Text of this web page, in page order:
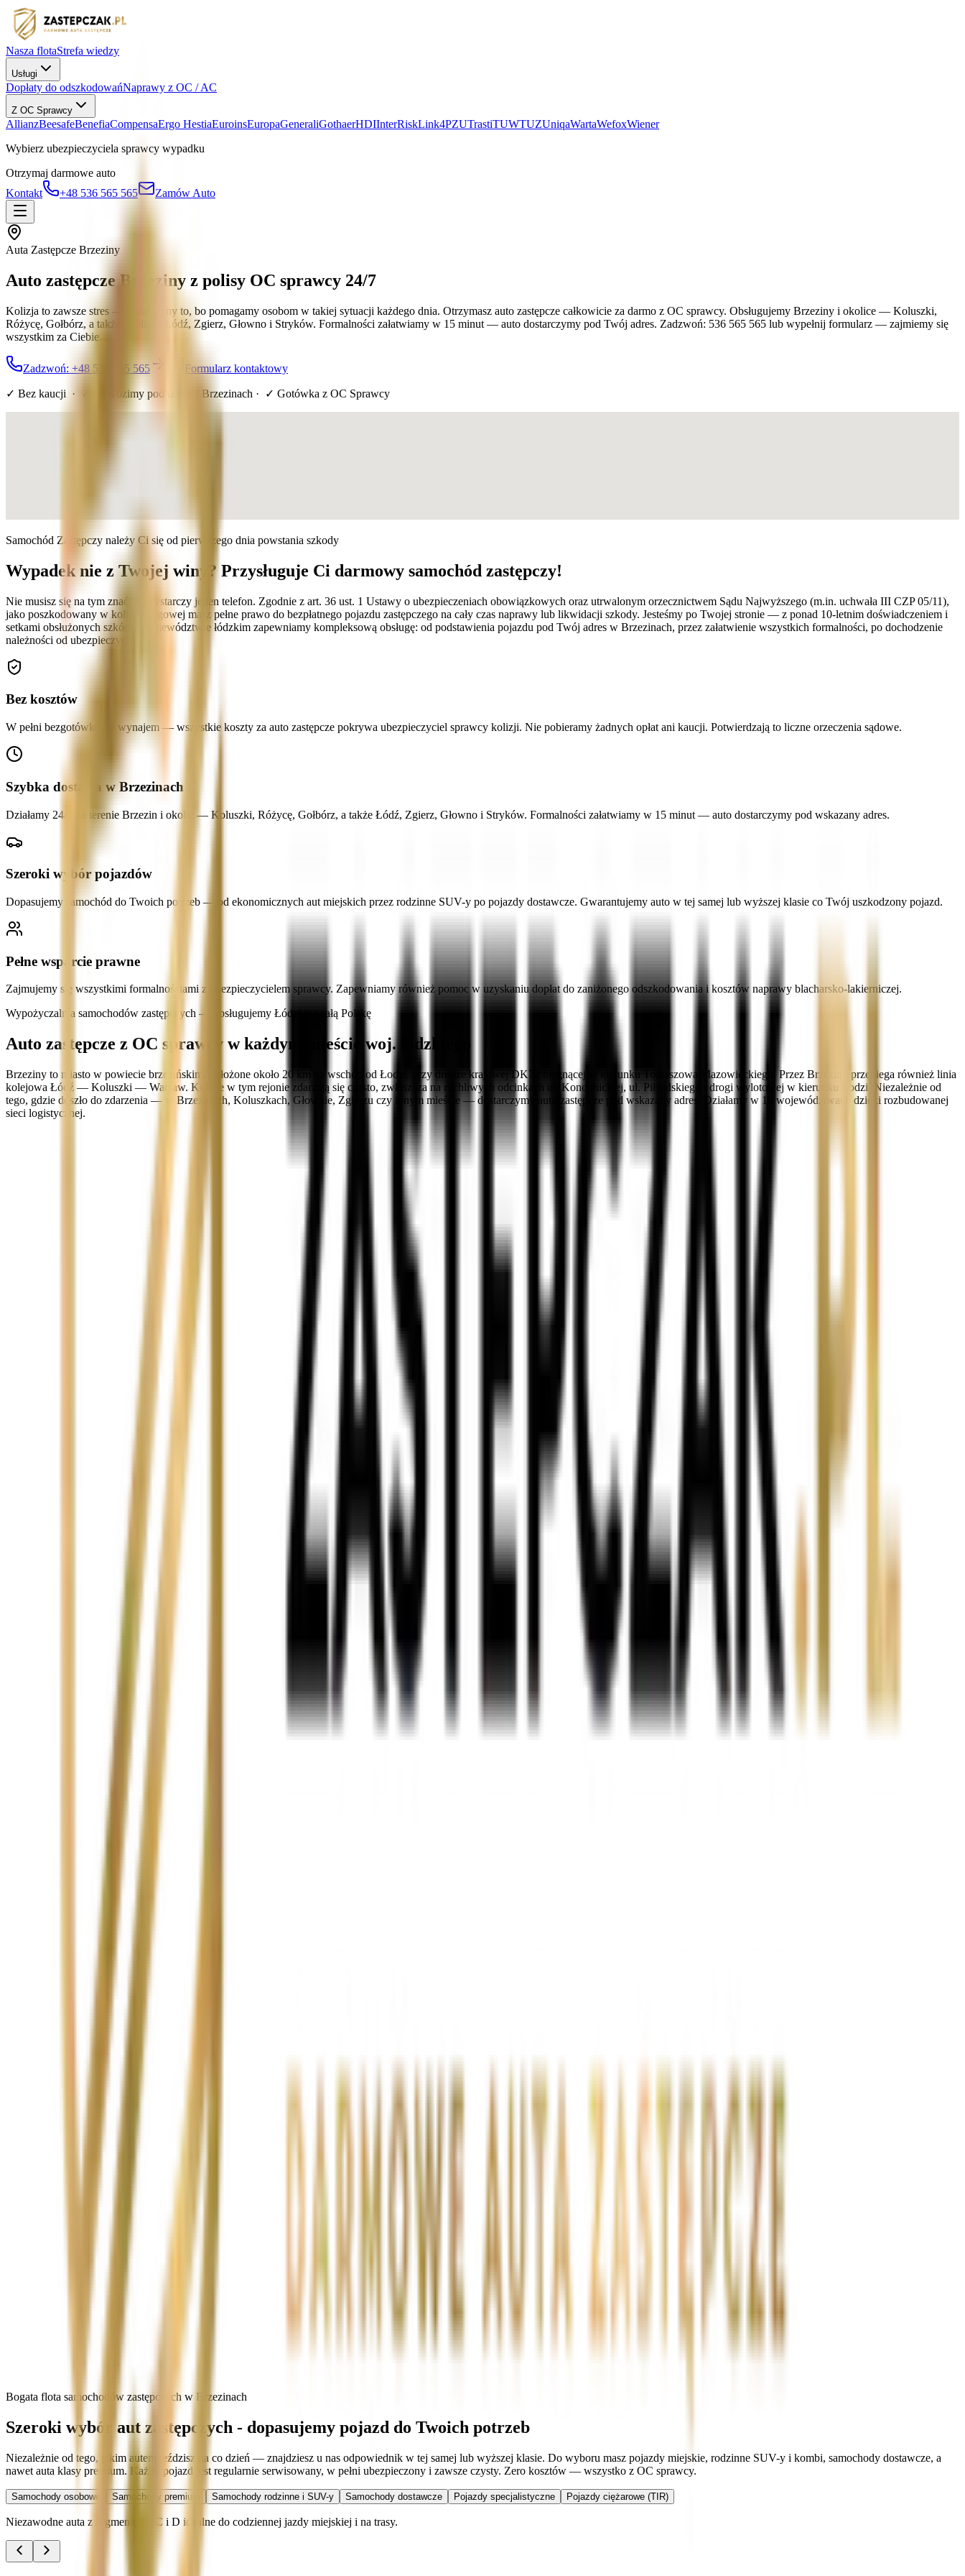
Nasza flotaStrefa wiedzy
Usługi
Dopłaty do odszkodowańNaprawy z OC / AC
Z OC Sprawcy
AllianzBeesafeBenefiaCompensaErgo HestiaEuroinsEuropaGeneraliGothaerHDIInterRiskLink4PZUTrastiTUWTUZUniqaWartaWefoxWiener
Wybierz ubezpieczyciela sprawcy wypadku
Otrzymaj darmowe auto
Kontakt
+48 536 565 565 Zamów Auto
Auta Zastępcze Brzeziny
Auto zastępcze Brzeziny z polisy OC sprawcy 24/7
Kolizja to zawsze stres — rozumiemy to, bo pomagamy osobom w takiej sytuacji każdego dnia. Otrzymasz auto zastępcze całkowicie za darmo z OC sprawcy. Obsługujemy Brzeziny i okolice — Koluszki,
Różycę, Gołbórz, a także pobliską Łódź, Zgierz, Głowno i Stryków. Formalności załatwiamy w 15 minut — auto dostarczymy pod Twój adres. Zadzwoń: 536 565 565 lub wypełnij formularz — zajmiemy się
wszystkim za Ciebie.
Zadzwoń: +48 536 565 565 Formularz kontaktowy
✓ Bez kaucji · ✓ Dowozimy pod dom w Brzezinach · ✓ Gotówka z OC Sprawcy
Samochód Zastępczy należy Ci się od pierwszego dnia powstania szkody
Wypadek nie z Twojej winy? Przysługuje Ci darmowy samochód zastępczy!
Nie musisz się na tym znać — wystarczy jeden telefon. Zgodnie z art. 36 ust. 1 Ustawy o ubezpieczeniach obowiązkowych oraz utrwalonym orzecznictwem Sądu Najwyższego (m.in. uchwała III CZP 05/11),
jako poszkodowany w kolizji drogowej masz pełne prawo do bezpłatnego pojazdu zastępczego na cały czas naprawy lub likwidacji szkody. Jesteśmy po Twojej stronie — z ponad 10-letnim doświadczeniem i
setkami obsłużonych szkód w województwie łódzkim zapewniamy kompleksową obsługę: od podstawienia pojazdu pod Twój adres w Brzezinach, przez załatwienie wszystkich formalności, po dochodzenie
należności od ubezpieczyciela.
Bez kosztów
W pełni bezgotówkowy wynajem — wszystkie koszty za auto zastępcze pokrywa ubezpieczyciel sprawcy kolizji. Nie pobieramy żadnych opłat ani kaucji. Potwierdzają to liczne orzeczenia sądowe.
Szybka dostawa w Brzezinach
Działamy 24/7 na terenie Brzezin i okolic — Koluszki, Różycę, Gołbórz, a także Łódź, Zgierz, Głowno i Stryków. Formalności załatwiamy w 15 minut — auto dostarczymy pod wskazany adres.
Szeroki wybór pojazdów
Dopasujemy samochód do Twoich potrzeb — od ekonomicznych aut miejskich przez rodzinne SUV-y po pojazdy dostawcze. Gwarantujemy auto w tej samej lub wyższej klasie co Twój uszkodzony pojazd.
Pełne wsparcie prawne
Zajmujemy się wszystkimi formalnościami z ubezpieczycielem sprawcy. Zapewniamy również pomoc w uzyskaniu dopłat do zaniżonego odszkodowania i kosztów naprawy blacharsko-lakierniczej.
Wypożyczalnia samochodów zastępczych — obsługujemy Łódzkie i całą Polskę
Auto zastępcze z OC sprawcy w każdym mieście woj. łódzkiego
Brzeziny to miasto w powiecie brzezińskim, położone około 20 km na wschód od Łodzi, przy drodze krajowej DK72 biegnącej w kierunku Tomaszowa Mazowieckiego. Przez Brzeziny przebiega również linia
kolejowa Łódź — Koluszki — Warsaw. Kolizje w tym rejonie zdarzają się często, zwłaszcza na ruchliwych odcinkach ul. Konopnickiej, ul. Piłsudskiego i drogi wylotowej w kierunku Łodzi. Niezależnie od
tego, gdzie doszło do zdarzenia — w Brzezinach, Koluszkach, Głownie, Zgierzu czy innym mieście — dostarczymy auto zastępcze pod wskazany adres. Działamy w 16 województwach dzięki rozbudowanej
sieci logistycznej.
Bogata flota samochodów zastępczych w Brzezinach
Szeroki wybór aut zastępczych - dopasujemy pojazd do Twoich potrzeb
Niezależnie od tego, jakim autem jeździsz na co dzień — znajdziesz u nas odpowiednik w tej samej lub wyższej klasie. Do wyboru masz pojazdy miejskie, rodzinne SUV-y i kombi, samochody dostawcze, a
nawet auta klasy premium. Każdy pojazd jest regularnie serwisowany, w pełni ubezpieczony i zawsze czysty. Zero kosztów — wszystko z OC sprawcy.
Samochody osobowe Samochody premium Samochody rodzinne i SUV-y Samochody dostawcze Pojazdy specjalistyczne Pojazdy ciężarowe (TIR)
Niezawodne auta z segmentu B, C i D idealne do codziennej jazdy miejskiej i na trasy.